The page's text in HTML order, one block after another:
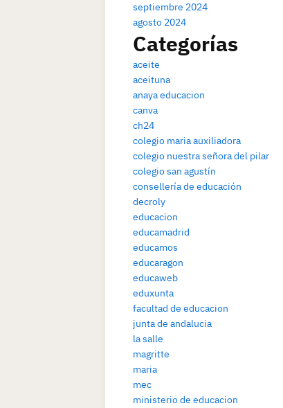
septiembre 2024
agosto 2024
Categorías
aceite
aceituna
anaya educacion
canva
ch24
colegio maria auxiliadora
colegio nuestra señora del pilar
colegio san agustín
consellería de educación
decroly
educacion
educamadrid
educamos
educaragon
educaweb
eduxunta
facultad de educacion
junta de andalucia
la salle
magritte
maria
mec
ministerio de educacion